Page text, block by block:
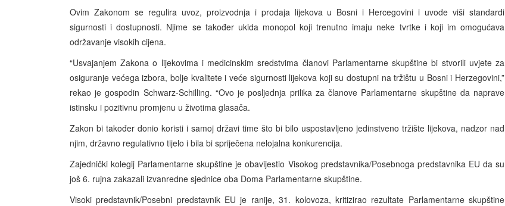
Ovim Zakonom se regulira uvoz, proizvodnja i prodaja lijekova u Bosni i Hercegovini i uvode viši standardi
sigurnosti i dostupnosti. Njime se također ukida monopol koji trenutno imaju neke tvrtke i koji im omogućava
održavanje visokih cijena.
“Usvajanjem Zakona o lijekovima i medicinskim sredstvima članovi Parlamentarne skupštine bi stvorili uvjete za
osiguranje većega izbora, bolje kvalitete i veće sigurnosti lijekova koji su dostupni na tržištu u Bosni i Herzegovini,”
rekao je gospodin Schwarz-Schilling. “Ovo je posljednja prilika za članove Parlamentarne skupštine da naprave
istinsku i pozitivnu promjenu u životima glasača.
Zakon bi također donio koristi i samoj državi time što bi bilo uspostavljeno jedinstveno tržište lijekova, nadzor nad
njim, državno regulativno tijelo i bila bi spriječena nelojalna konkurencija.
Zajednički kolegij Parlamentarne skupštine je obavijestio Visokog predstavnika/Posebnoga predstavnika EU da su
još 6. rujna zakazali izvanredne sjednice oba Doma Parlamentarne skupštine.
Visoki predstavnik/Posebni predstavnik EU je ranije, 31. kolovoza, kritizirao rezultate Parlamentarne skupštine